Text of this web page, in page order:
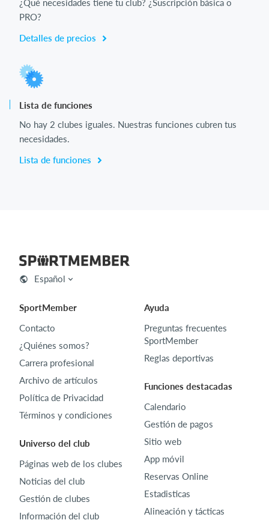
¿Qué necesidades tiene tu club? ¿Suscripción básica o
PRO?
Detalles de precios
Lista de funciones
No hay 2 clubes iguales. Nuestras funciones cubren tus
necesidades.
Lista de funciones
Español
SportMember
Contacto
¿Quiénes somos?
Carrera profesional
Archivo de artículos
Política de Privacidad
Términos y condiciones
Universo del club
Páginas web de los clubes
Noticias del club
Gestión de clubes
Información del club
Ayuda
Preguntas frecuentes
SportMember
Reglas deportivas
Funciones destacadas
Calendario
Gestión de pagos
Sitio web
App móvil
Reservas Online
Estadisticas
Alineación y tácticas